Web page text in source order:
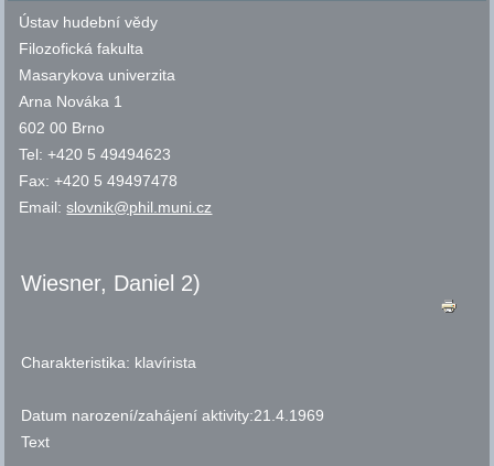
Ústav hudební vědy
Filozofická fakulta
Masarykova univerzita
Arna Nováka 1
602 00 Brno
Tel: +420 5 49494623
Fax: +420 5 49497478
Email:slovnik@phil.muni.cz
Wiesner, Daniel 2)
Charakteristika: klavírista
Datum narození/zahájení aktivity:21.4.1969
Text